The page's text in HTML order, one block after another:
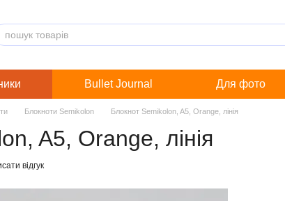
Bullet Journal Для фото
Блокноти Semikolon Блокнот Semikolon, A5, Orange, лінія
A5, Orange, лінія
відгук